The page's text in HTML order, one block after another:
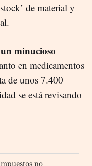
de material y
un minucioso
en medicamentos
de unos 7.400
se está revisando
no